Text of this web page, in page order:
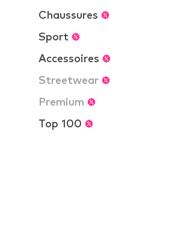
Chaussures
Sport
Accessoires
Streetwear
Premium
Top 100